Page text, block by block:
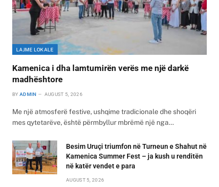
LAJME LOKALE
Kamenica i dha lamtumirën verës me një darkë
madhështore
BY ADMIN AUGUST 5, 2026
Me një atmosferë festive, ushqime tradicionale dhe shoqëri
mes qytetarëve, është përmbyllur mbrëmë një nga…
Besim Uruçi triumfon në Turneun e Shahut në
Kamenica Summer Fest – ja kush u renditën
në katër vendet e para
AUGUST 5, 2026